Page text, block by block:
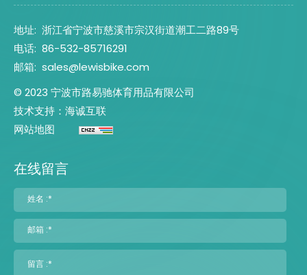
地址: 浙江省宁波市慈溪市宗汉街道潮工二路89号
电话: 86-532-85716291
邮箱: sales@lewisbike.com
© 2023 宁波市路易驰体育用品有限公司
技术支持：海诚互联
网站地图
在线留言
姓名 :*
邮箱 :*
留言 :*